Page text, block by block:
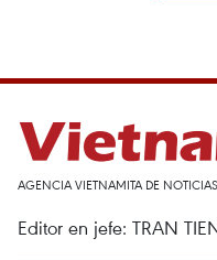
AGENCIA VIETNAMITA DE NOTICIAS
Editor en jefe: TRAN